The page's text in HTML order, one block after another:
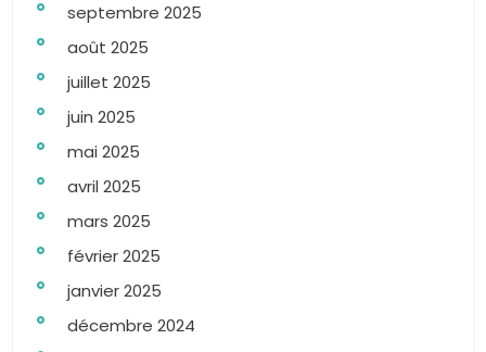
septembre 2025
août 2025
juillet 2025
juin 2025
mai 2025
avril 2025
mars 2025
février 2025
janvier 2025
décembre 2024